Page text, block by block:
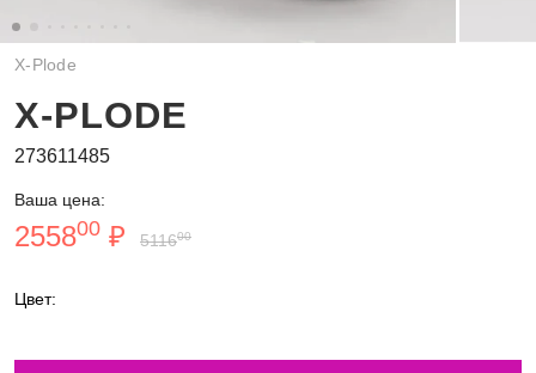
X-Plode
X-PLODE
273611485
Ваша цена:
255800 ₽ 511600
Цвет: